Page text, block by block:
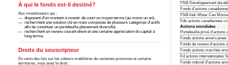
À qui le fonds est-il destiné?
Aux investisseurs qui :
disposent d’un montant à investir de court ou moyen terme (au moins un an);
recherchent une solution clé en main composée de plusieurs catégories d'actifs
afin de constituer un portefeuille pleinement diversifié;
recherchent un revenu courant élevé et une certaine appréciation du capital à
long terme.
Droits du souscripteur
En vertu des lois sur les valeurs mobilières de certaines provinces et certains
territoires, vous avez le droit :
FNB Développement
Fonds d'actions
FNB Indc Mstar Can
Fds actions canadiennes
Actions mondiales
Portefeuille privé d'actions
Fonds actions américaines
Fonds de revenu d'actions
Fonds actions marchés
Fd actions internationales
Fonds indiciel d'actions